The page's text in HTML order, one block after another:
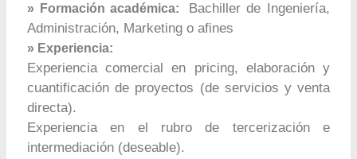
» Formación académica:
Bachiller de Ingeniería,
Administración, Marketing o afines
» Experiencia:
Experiencia comercial en pricing, elaboración y
cuantificación de proyectos (de servicios y venta
directa).
Experiencia en el rubro de tercerización e
intermediación (deseable).